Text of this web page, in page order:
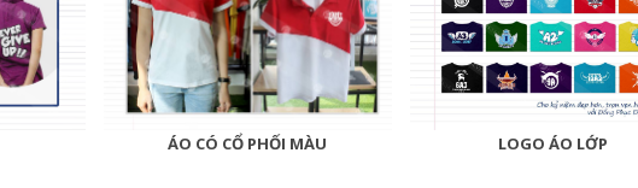
ÁO CÓ CỔ PHỐI MÀU LOGO ÁO LỚP